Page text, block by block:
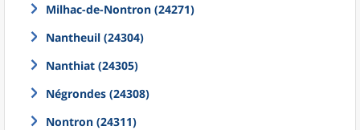
Milhac-de-Nontron (24271)
Nantheuil (24304)
Nanthiat (24305)
Négrondes (24308)
Nontron (24311)